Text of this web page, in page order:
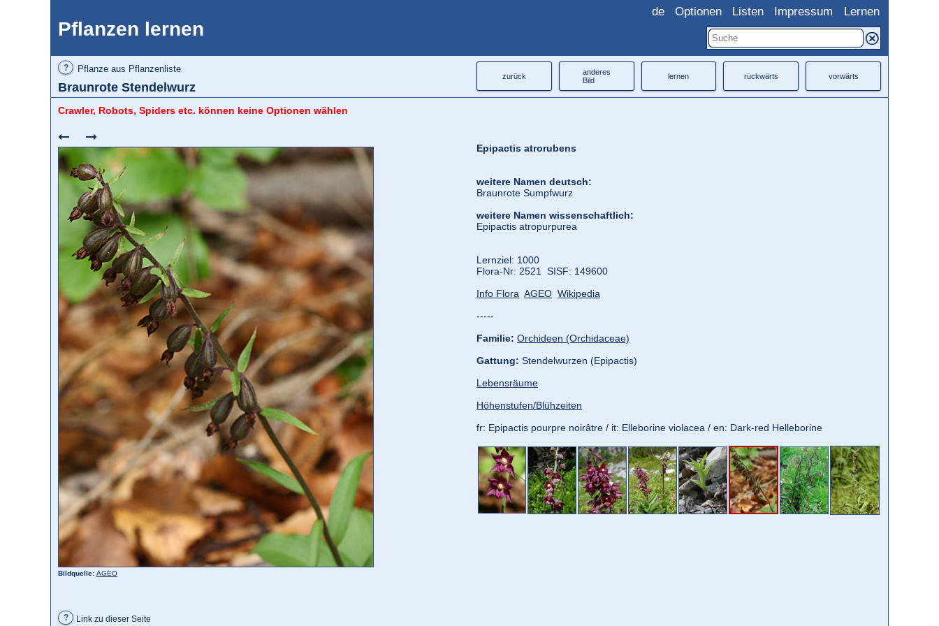
Pflanzen lernen
de Optionen Listen Impressum Lernen
? Pflanze aus Pflanzenliste
Braunrote Stendelwurz
zurück
anderes
Bild
lernen rückwärts vorwärts
Crawler, Robots, Spiders etc. können keine Optionen wählen
Bildquelle: AGEO
Epipactis atrorubens
weitere Namen deutsch:
Braunrote Sumpfwurz
weitere Namen wissenschaftlich:
Epipactis atropurpurea
Lernziel: 1000
Flora‑Nr: 2521 SISF: 149600
Info Flora AGEO Wikipedia
-----
Familie: Orchideen (Orchidaceae)
Gattung: Stendelwurzen (Epipactis)
Lebensräume
Höhenstufen/Blühzeiten
fr: Epipactis pourpre noirâtre / it: Elleborine violacea / en: Dark-red Helleborine
? Link zu dieser Seite